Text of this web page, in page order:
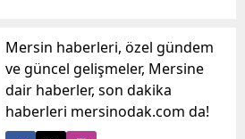
Mersin haberleri, özel gündem
ve güncel gelişmeler, Mersine
dair haberler, son dakika
haberleri mersinodak.com da!